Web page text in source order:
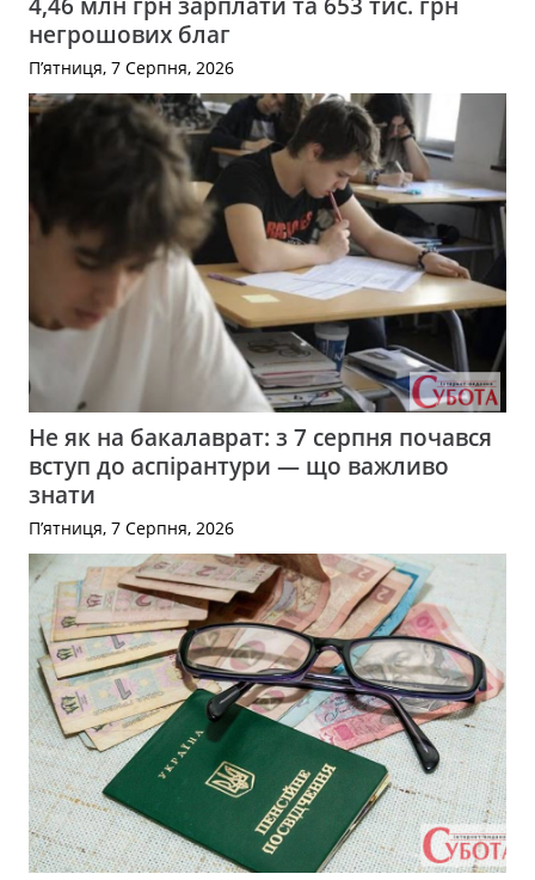
негрошових благ
П’ятниця, 7 Серпня, 2026
Не як на бакалаврат: з 7 серпня почався
вступ до аспірантури — що важливо
знати
П’ятниця, 7 Серпня, 2026